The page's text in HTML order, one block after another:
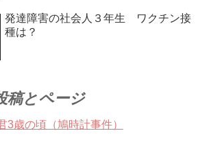
発達障害の社会人３年生 ワクチン接
種は？
稿とページ
3歳の頃（鳩時計事件）